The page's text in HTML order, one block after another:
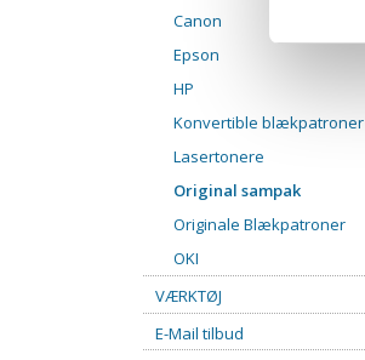
Canon
Epson
HP
Konvertible blækpatroner
Lasertonere
Original sampak
Originale Blækpatroner
OKI
VÆRKTØJ
E-Mail tilbud